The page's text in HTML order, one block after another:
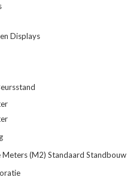
Displays
Meters (m2) Standaard Standbouw